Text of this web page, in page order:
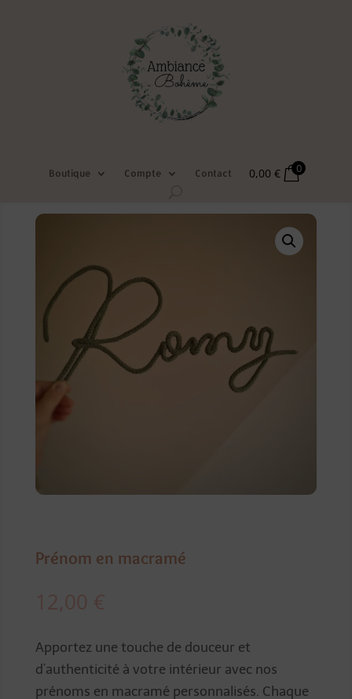
Boutique Compte Contact 0,00€ 0
Prénom en macramé
12,00 €
Apportez une touche de douceur et
d’authenticité à votre intérieur avec nos
prénoms en macramé personnalisés. Chaque